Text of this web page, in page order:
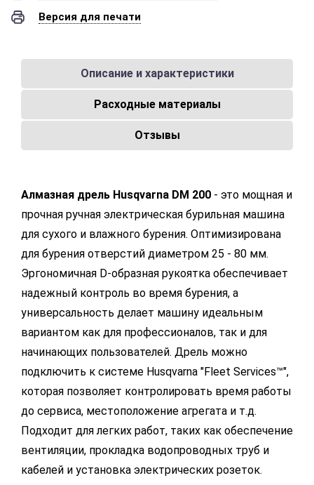
Версия для печати
Описание и характеристики
Расходные материалы
Отзывы
Алмазная дрель Husqvarna DM 200 - это мощная и
прочная ручная электрическая бурильная машина
для сухого и влажного бурения. Оптимизирована
для бурения отверстий диаметром 25 - 80 мм.
Эргономичная D-образная рукоятка обеспечивает
надежный контроль во время бурения, а
универсальность делает машину идеальным
вариантом как для профессионалов, так и для
начинающих пользователей. Дрель можно
подключить к системе Husqvarna "Fleet Services™",
которая позволяет контролировать время работы
до сервиса, местоположение агрегата и т.д.
Подходит для легких работ, таких как обеспечение
вентиляции, прокладка водопроводных труб и
кабелей и установка электрических розеток.